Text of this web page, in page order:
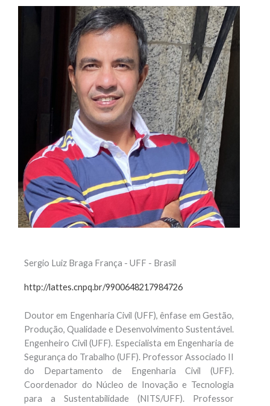
Sergio Luiz Braga França - UFF - Brasil
http://lattes.cnpq.br/9900648217984726
Doutor em Engenharia Civil (UFF), ênfase em Gestão,
Produção, Qualidade e Desenvolvimento Sustentável.
Engenheiro Civil (UFF). Especialista em Engenharia de
Segurança do Trabalho (UFF). Professor Associado II
do Departamento de Engenharia Civil (UFF).
Coordenador do Núcleo de Inovação e Tecnologia
para a Sustentabilidade (NITS/UFF). Professor